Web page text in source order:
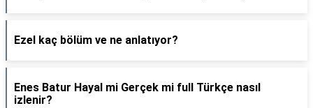
Ezel kaç bölüm ve ne anlatıyor?
Enes Batur Hayal mi Gerçek mi full Türkçe nasıl
izlenir?